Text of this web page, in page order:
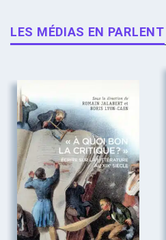
LES MÉDIAS EN PARLENT